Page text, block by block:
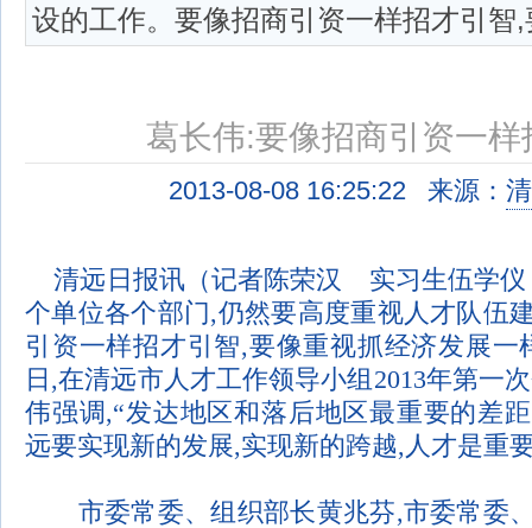
设的工作。要像招商引资一样招才引智
葛长伟:要像招商引资一样
2013-08-08 16:25:22 来源：
清远日报讯（记者陈荣汉 实习生伍
个单位各个部门,仍然要高度重视人才队伍
引资一样招才引智,要像重视抓经济发展一
日 ,在清远市人才工作领导小组 2013年第一
伟强调,“发达地区和落后地区最重要的差
远要实现新的发展,实现新的跨越, 人才是重
市委常委、组织部长黄兆芬,市委常委